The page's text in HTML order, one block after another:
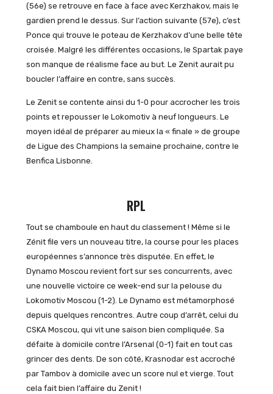
(56e) se retrouve en face à face avec Kerzhakov, mais le
gardien prend le dessus. Sur l’action suivante (57e), c’est
Ponce qui trouve le poteau de Kerzhakov d’une belle tête
croisée. Malgré les différentes occasions, le Spartak paye
son manque de réalisme face au but. Le Zenit aurait pu
boucler l’affaire en contre, sans succès.
Le Zenit se contente ainsi du 1-0 pour accrocher les trois
points et repousser le Lokomotiv à neuf longueurs. Le
moyen idéal de préparer au mieux la « finale » de groupe
de Ligue des Champions la semaine prochaine, contre le
Benfica Lisbonne.
RPL
Tout se chamboule en haut du classement ! Même si le
Zénit file vers un nouveau titre, la course pour les places
européennes s’annonce très disputée. En effet, le
Dynamo Moscou revient fort sur ses concurrents, avec
une nouvelle victoire ce week-end sur la pelouse du
Lokomotiv Moscou (1-2). Le Dynamo est métamorphosé
depuis quelques rencontres. Autre coup d’arrêt, celui du
CSKA Moscou, qui vit une saison bien compliquée. Sa
défaite à domicile contre l’Arsenal (0-1) fait en tout cas
grincer des dents. De son côté, Krasnodar est accroché
par Tambov à domicile avec un score nul et vierge. Tout
cela fait bien l’affaire du Zenit !